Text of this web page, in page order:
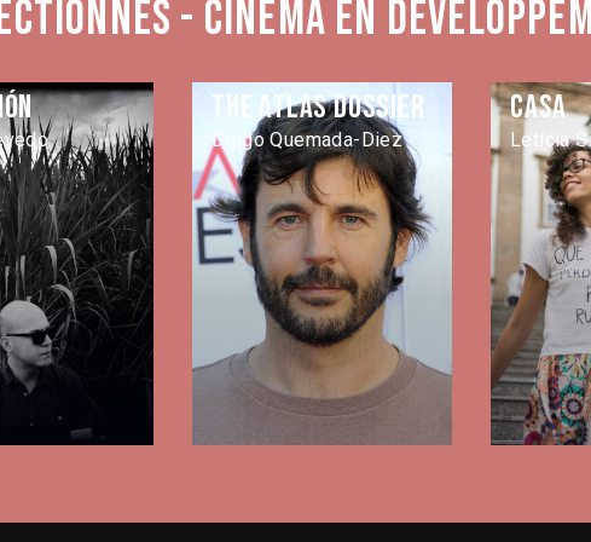
- Cinéma en
The Atlas Dossier
Diego Quemada-Diez
Casa
Letícia